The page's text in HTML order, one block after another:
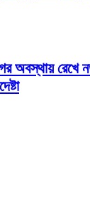
অবস্থায় রেখে